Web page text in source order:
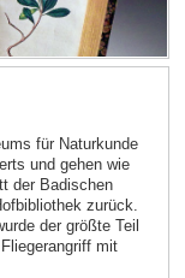
für Naturkunde
und gehen wie
der Badischen
zurück.
der größte Teil
mit